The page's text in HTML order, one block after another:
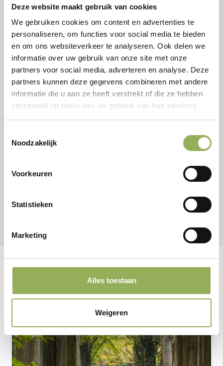
Deze website maakt gebruik van cookies
We gebruiken cookies om content en advertenties te
personaliseren, om functies voor social media te bieden
en om ons websiteverkeer te analyseren. Ook delen we
informatie over uw gebruik van onze site met onze
partners voor social media, adverteren en analyse. Deze
partners kunnen deze gegevens combineren met andere
informatie die u aan ze heeft verstrekt of die ze hebben
verzameld op basis van uw gebruik van hun services.
Noodzakelijk
Voorkeuren
Statistieken
Marketing
Alles toestaan
Weigeren
Vijf maanden na de plantdag: jong groen in
Schuttersbosch
Gepubliceerd op 22 juni 2026
jonge aanplant, waaronder hazelaar, linde en
soortenrijker bos.